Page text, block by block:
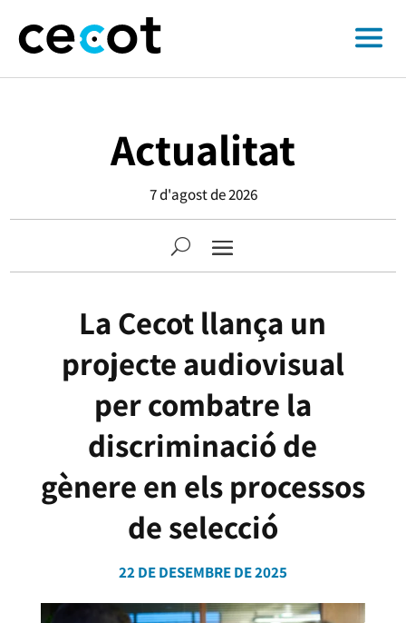
Actualitat
7 d'agost de 2026
La Cecot llança un
projecte audiovisual
per combatre la
discriminació de
gènere en els processos
de selecció
22 DE DESEMBRE DE 2025